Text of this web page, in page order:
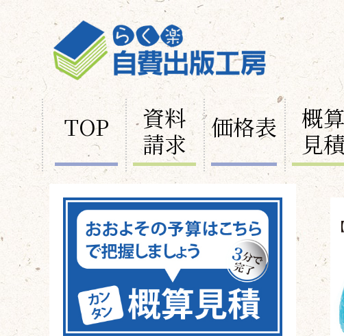
TOP
資料
請求
価格表
概算
見